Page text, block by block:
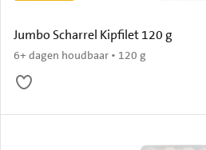
Jumbo Scharrel Kipfilet 120 g
6+ dagen houdbaar • 120 g